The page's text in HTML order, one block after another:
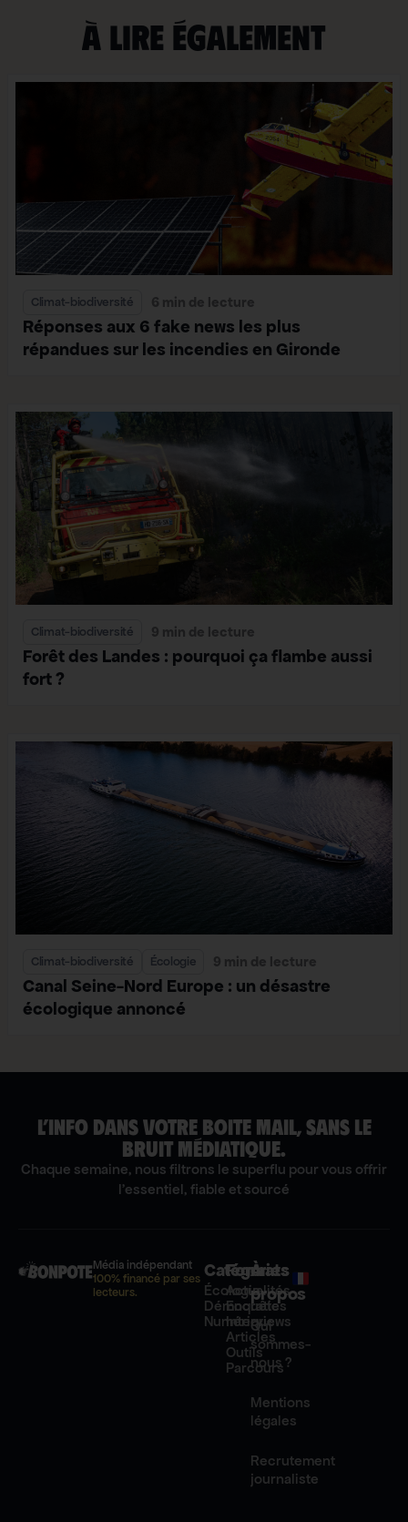
À lire également
Climat-biodiversité 6 min de lecture
Réponses aux 6 fake news les plus
répandues sur les incendies en Gironde
Climat-biodiversité 9 min de lecture
Forêt des Landes : pourquoi ça flambe aussi
fort ?
Climat-biodiversité Écologie 9 min de lecture
Canal Seine-Nord Europe : un désastre
écologique annoncé
L’INFO DANS VOTRE BOITE MAIL, SANS LE
BRUIT MÉDIATIQUE.
Chaque semaine, nous filtrons le superflu pour vous offrir
l'essentiel, fiable et sourcé
Média indépendant
100% financé par ses
lecteurs.
Catégories
Écologie
Démocratie
Numérique
Formats
Actualités
Enquêtes
Interviews
Articles
Outils
Parcours
À
propos
Qui
sommes-
nous ?
Mentions
légales
Recrutement
journaliste